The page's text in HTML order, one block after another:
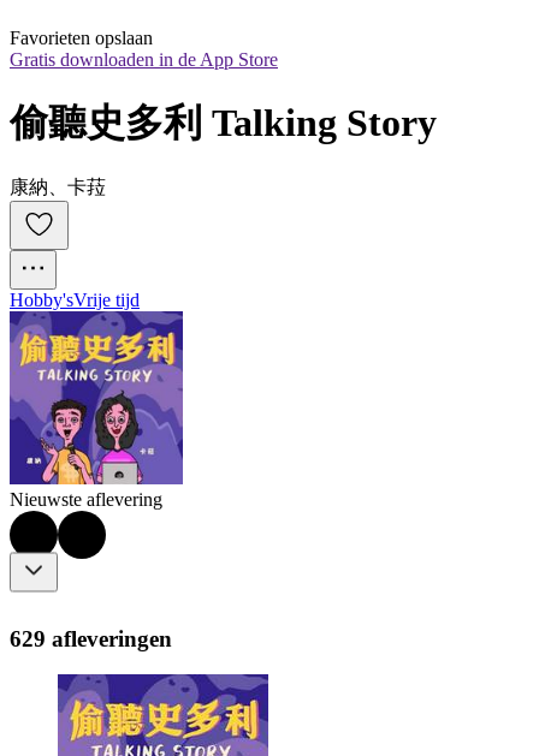
Favorieten opslaan
Gratis downloaden in de App Store
偷聽史多利 Talking Story
康納、卡菈
Hobby'sVrije tijd
Nieuwste aflevering
629 afleveringen